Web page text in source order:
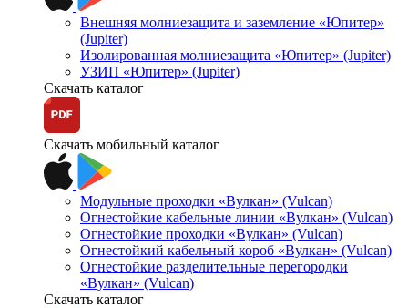
Внешняя молниезащита и заземление «Юпитер»
(Jupiter)
Изолированная молниезащита «Юпитер» (Jupiter)
УЗИП «Юпитер» (Jupiter)
Скачать каталог
Скачать мобильный каталог
Модульные проходки «Вулкан» (Vulcan)
Огнестойкие кабельные линии «Вулкан» (Vulcan)
Огнестойкие проходки «Вулкан» (Vulcan)
Огнестойкий кабельный короб «Вулкан» (Vulcan)
Огнестойкие разделительные перегородки
«Вулкан» (Vulcan)
Скачать каталог